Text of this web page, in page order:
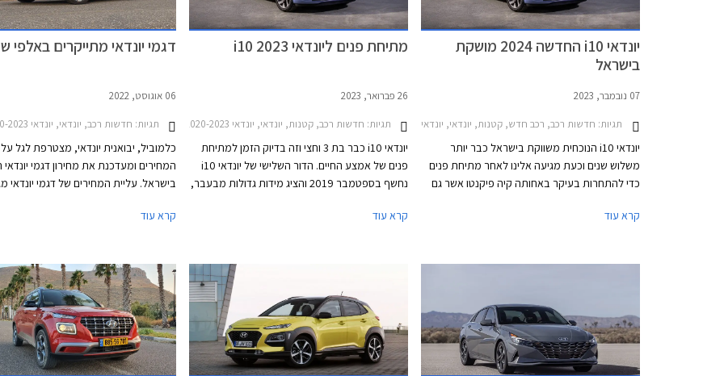
יונדאי i10 החדשה 2024 מושקת
בישראל
07 נובמבר, 2023
תגיות: חדשות רכב, רכב חדש, קטנות, יונדאי, יונדאי i10 2020-2023, יונדאי i10 2023-2024מחירון רכב
יונדאי i10 הנוכחית משווקת בישראל כבר יותר
משלוש שנים וכעת מגיעה אלינו לאחר מתיחת פנים
כדי להתחרות בעיקר באחותה קיה פיקנטו אשר גם
קרא עוד
מתיחת פנים ליונדאי i10 2023
26 פברואר, 2023
תגיות: חדשות רכב, קטנות, יונדאי, יונדאי i10 2020-2023יונדאי i10 2023-2024
יונדאי i10 כבר בת 3 וחצי וזה בדיוק הזמן למתיחת
פנים של אמצע החיים. הדור השלישי של יונדאי i10
נחשף בספטמבר 2019 והציג מידות גדולות מבעבר,
ואלה שנשארו בחרו בעיצוב בסגנון רכבי פנאי על
מנת להצדיק עליית מחירים.
קרא עוד
דגמי יונדאי מתייקרים באלפי
06 אוגוסט, 2022
תגיות: חדשות רכב, יונדאי, יונדאי i10 2020-2023, יונדאי i20 2021-2023, יונדאי אקסנט 2021-2024, יונדאי אלנטרה 2021-2024, יונדאי סונטה 2020-2024, יונדאי וניו 2020-2026, יונדאי באיון 2022-2024, יונדאי קונה 2021-2024, יונדאי טוסון 2021-2024, יונדאי איוניק 5 2021-2024, יונדאי פליסייד 2021-2023, יונדאי סנטה פה 2021-2024יונדאי סטאריה 2022-2026
כלמוביל, יבואנית יונדאי, מצטרפת לגל
המחירים ומעדכנת את מחירון דגמי יונדאי
בישראל. עליית המחירים של דגמי יונדאי
חדשים עם התייקרויות של אלפי שקלים
קרא עוד